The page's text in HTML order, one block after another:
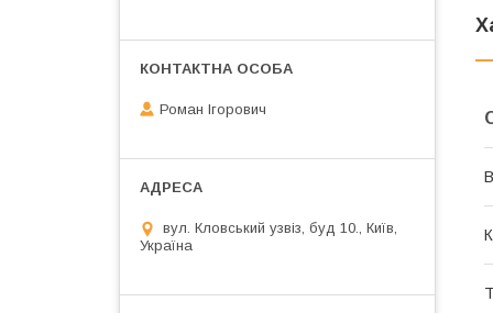
Роман Ігорович
вул. Кловський узвіз, буд 10., Київ,
Україна